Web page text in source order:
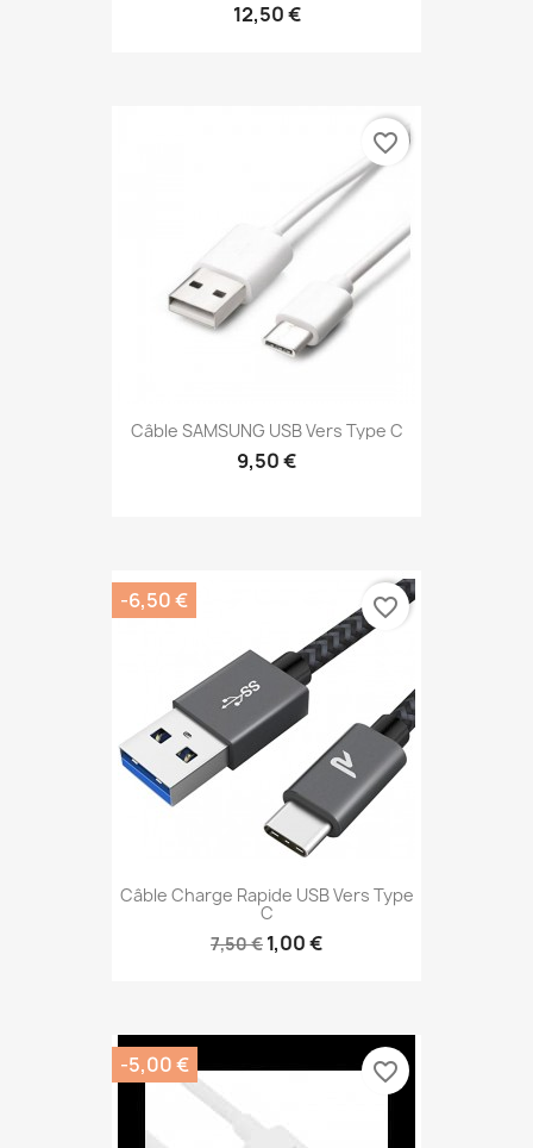
12,50 €
Câble SAMSUNG USB Vers Type C
9,50 €
favorite_border
Câble Charge Rapide USB Vers Type
C
7,50 € 1,00 €
-6,50 € favorite_border
-5,00 € favorite_border